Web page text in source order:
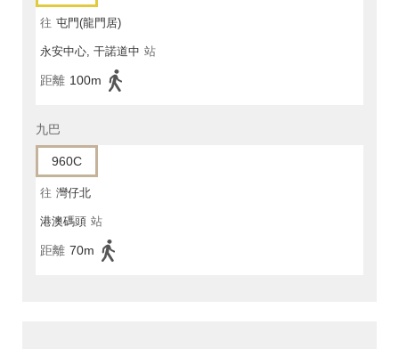
往 屯門(龍門居)
永安中心, 干諾道中 站
距離 100m
九巴
960C
往 灣仔北
港澳碼頭 站
距離 70m